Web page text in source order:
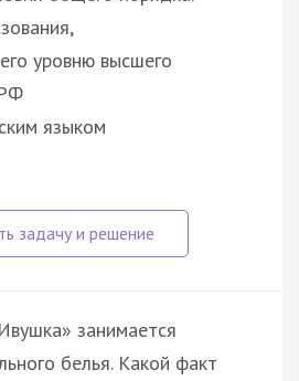
уровню высшего
языком
занимается
белья. Какой факт